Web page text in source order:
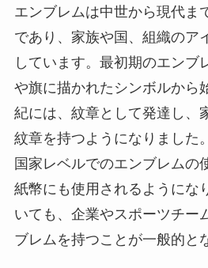
エンブレムは中世から現代ま
であり、家族や国、組織のア
しています。最初期のエンブ
や旗に描かれたシンボルから
紀には、紋章として発達し、
紋章を持つようになりました
国家レベルでのエンブレムの
紙幣にも使用されるようにな
いても、企業やスポーツチー
ブレムを持つことが一般的と